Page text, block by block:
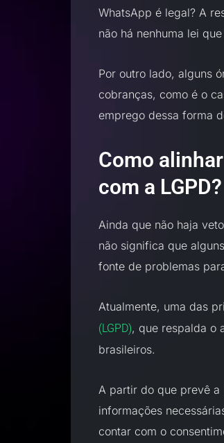
WhatsApp é legal? A
não há nenhuma lei
Por outro lado, alguns
cobranças, como é o
emprego dessa forma
Como
com a LGPD?
Ainda que não haja
não significa que
fonte de problemas
Atualmente, uma das
(LGPD), que respalda o
brasileiros.
A partir do que prevê a
informações
contar com o